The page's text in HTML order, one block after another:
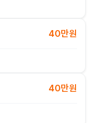
40만원
40만원